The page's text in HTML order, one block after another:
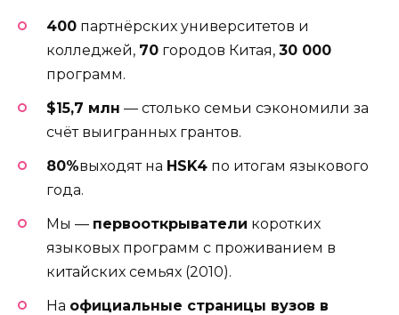
400 партнёрских университетов и
колледжей, 70 городов Китая, 30 000
программ.
$15,7 млн — столько семьи сэкономили за
счёт выигранных грантов.
80%выходят на HSK4 по итогам языкового
года.
Мы — первооткрыватели коротких
языковых программ с проживанием в
китайских семьях (2010).
На официальные страницы вузов в